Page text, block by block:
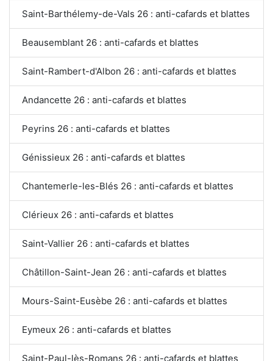
Saint-Barthélemy-de-Vals 26 : anti-cafards et blattes
Beausemblant 26 : anti-cafards et blattes
Saint-Rambert-d'Albon 26 : anti-cafards et blattes
Andancette 26 : anti-cafards et blattes
Peyrins 26 : anti-cafards et blattes
Génissieux 26 : anti-cafards et blattes
Chantemerle-les-Blés 26 : anti-cafards et blattes
Clérieux 26 : anti-cafards et blattes
Saint-Vallier 26 : anti-cafards et blattes
Châtillon-Saint-Jean 26 : anti-cafards et blattes
Mours-Saint-Eusèbe 26 : anti-cafards et blattes
Eymeux 26 : anti-cafards et blattes
Saint-Paul-lès-Romans 26 : anti-cafards et blattes